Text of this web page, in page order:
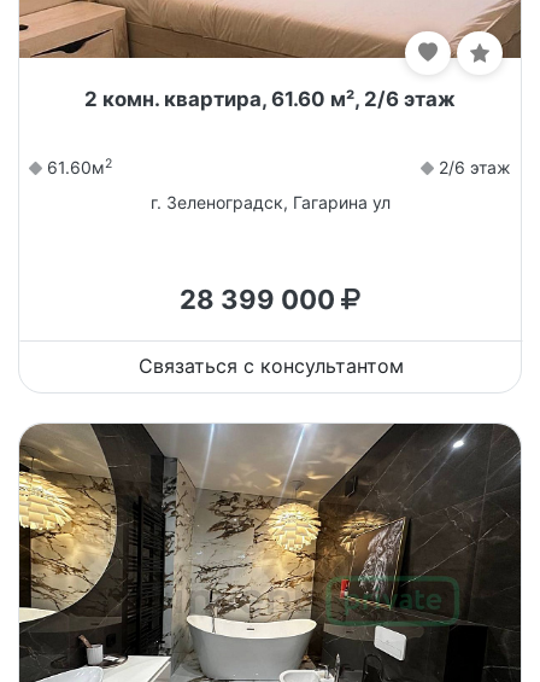
2 комн. квартира, 61.60 м², 2/6 этаж
61.60м2
2/6 этаж
г. Зеленоградск, Гагарина ул
28 399 000
Связаться с консультантом